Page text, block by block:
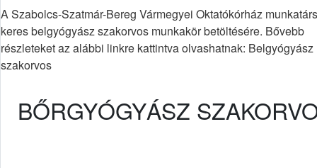
A Szabolcs-Szatmár-Bereg Vármegyei Oktatókórház
keres belgyógyász szakorvos munkakör betöltésére. Bővebb
részleteket az alábbi linkre kattintva olvashatnak: Belgyógyász
szakorvos
BŐRGYÓGYÁSZ